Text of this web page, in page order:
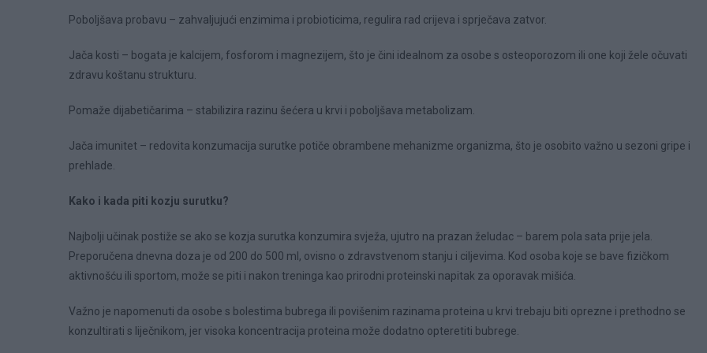
Poboljšava probavu – zahvaljujući enzimima i probioticima, regulira rad crijeva i sprječava zatvor.
Jača kosti – bogata je kalcijem, fosforom i magnezijem, što je čini idealnom za osobe s osteoporozom ili one koji žele očuvati
zdravu koštanu strukturu.
Pomaže dijabetičarima – stabilizira razinu šećera u krvi i poboljšava metabolizam.
Jača imunitet – redovita konzumacija surutke potiče obrambene mehanizme organizma, što je osobito važno u sezoni gripe i
prehlade.
Kako i kada piti kozju surutku?
Najbolji učinak postiže se ako se kozja surutka konzumira svježa, ujutro na prazan želudac – barem pola sata prije jela.
Preporučena dnevna doza je od 200 do 500 ml, ovisno o zdravstvenom stanju i ciljevima. Kod osoba koje se bave fizičkom
aktivnošću ili sportom, može se piti i nakon treninga kao prirodni proteinski napitak za oporavak mišića.
Važno je napomenuti da osobe s bolestima bubrega ili povišenim razinama proteina u krvi trebaju biti oprezne i prethodno se
konzultirati s liječnikom, jer visoka koncentracija proteina može dodatno opteretiti bubrege.